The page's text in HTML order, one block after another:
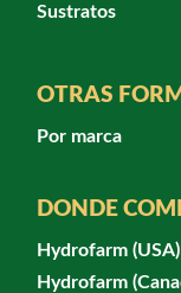
Sustratos
OTRAS
Por marca
DONDE
Hydrofarm (USA)
Hydrofarm